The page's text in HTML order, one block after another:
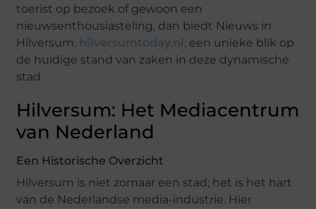
toerist op bezoek of gewoon een
nieuwsenthousiasteling, dan biedt Nieuws in
Hilversum. hilversumtoday.nl. een unieke blik op
de huidige stand van zaken in deze dynamische
stad.
Hilversum: Het Mediacentrum
van Nederland
Een Historische Overzicht
Hilversum is niet zomaar een stad; het is het hart
van de Nederlandse media-industrie. Hier